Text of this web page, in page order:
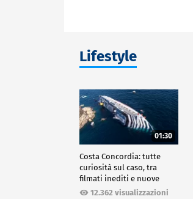
Lifestyle
01:30
Costa Concordia: tutte
curiosità sul caso, tra
filmati inediti e nuove
ricostruzioni
12.362 visualizzazioni